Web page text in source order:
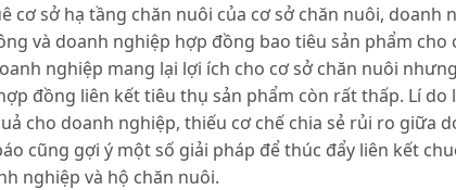
cơ sở hạ tầng chăn nuôi của cơ sở chăn nuôi, doanh
và doanh nghiệp hợp đồng bao tiêu sản phẩm cho
nghiệp mang lại lợi ích cho cơ sở chăn nuôi
đồng liên kết tiêu thụ sản phẩm còn rất thấp. Lí do
cho doanh nghiệp, thiếu cơ chế chia sẻ rủi ro giữa
cũng gợi ý một số giải pháp để thúc đẩy liên kết
nghiệp và hộ chăn nuôi.